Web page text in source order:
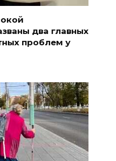
два главных
проблем у